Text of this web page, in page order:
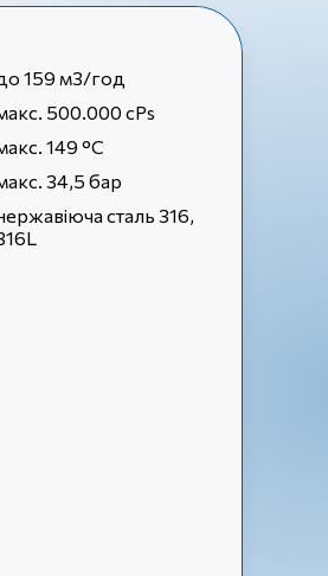
159 м3/год
500.000 cPs
149 °C
34,5 бар
сталь 316,